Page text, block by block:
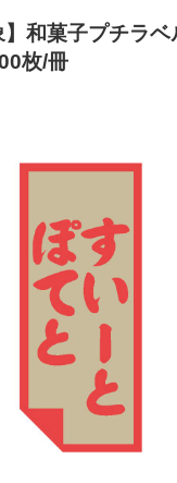
】和菓子プチラ
枚/冊